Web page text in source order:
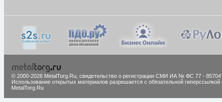
© 2000-2026 MetalTorg.Ru, cвидетельство о регистрации СМИ ИА № ФС 77 - 85704
Использование открытых материалов разрешается с обязательной гиперссылкой
MetalTorg.Ru